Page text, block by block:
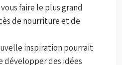
faire le plus grand
de nourriture et de
inspiration pourrait
développer des idées